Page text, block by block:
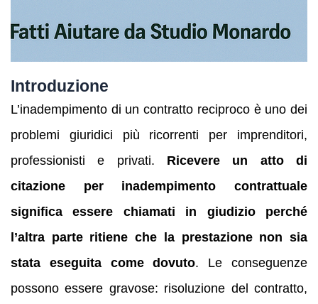
Introduzione
L’inadempimento di un contratto reciproco è uno dei
problemi giuridici più ricorrenti per imprenditori,
professionisti e privati. Ricevere un atto di
citazione per inadempimento contrattuale
significa essere chiamati in giudizio perché
l’altra parte ritiene che la prestazione non sia
stata eseguita come dovuto. Le conseguenze
possono essere gravose: risoluzione del contratto,